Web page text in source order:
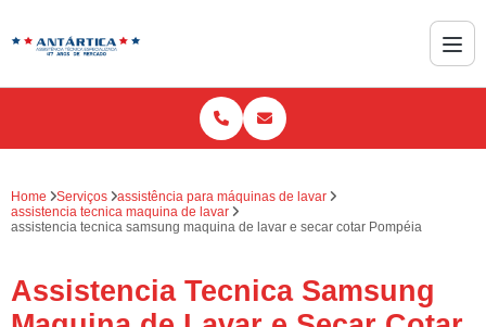
Home Serviços
assistência para máquinas de lavar
assistencia tecnica maquina de lavar
assistencia tecnica samsung maquina de lavar e secar cotar Pompéia
Assistencia Tecnica Samsung